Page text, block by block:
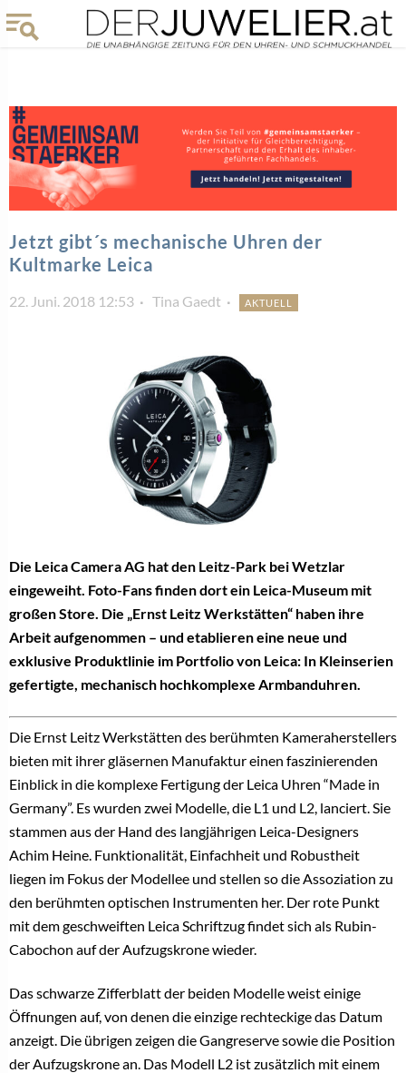
Jetzt gibt´s mechanische Uhren der
Kultmarke Leica
22. Juni. 2018 12:53 Tina Gaedt AKTUELL
Die Leica Camera AG hat den Leitz-Park bei Wetzlar
eingeweiht. Foto-Fans finden dort ein Leica-Museum mit
großen Store. Die „Ernst Leitz Werkstätten“ haben ihre
Arbeit aufgenommen – und etablieren eine neue und
exklusive Produktlinie im Portfolio von Leica: In Kleinserien
gefertigte, mechanisch hochkomplexe Armbanduhren.
Die Ernst Leitz Werkstätten des berühmten Kameraherstellers
bieten mit ihrer gläsernen Manufaktur einen faszinierenden
Einblick in die komplexe Fertigung der Leica Uhren “Made in
Germany”. Es wurden zwei Modelle, die L1 und L2, lanciert. Sie
stammen aus der Hand des langjährigen Leica-Designers
Achim Heine. Funktionalität, Einfachheit und Robustheit
liegen im Fokus der Modellee und stellen so die Assoziation zu
den berühmten optischen Instrumenten her. Der rote Punkt
mit dem geschweiften Leica Schriftzug findet sich als Rubin-
Cabochon auf der Aufzugskrone wieder.
Das schwarze Zifferblatt der beiden Modelle weist einige
Öffnungen auf, von denen die einzige rechteckige das Datum
anzeigt. Die übrigen zeigen die Gangreserve sowie die Position
der Aufzugskrone an. Das Modell L2 ist zusätzlich mit einem